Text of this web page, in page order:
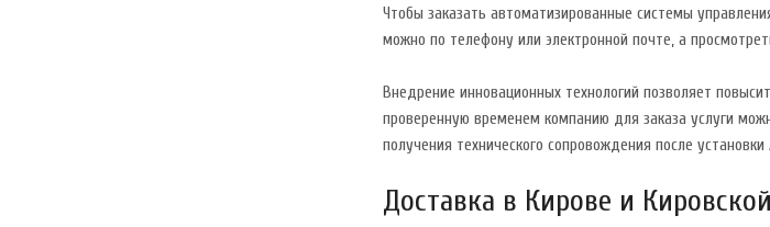
Чтобы заказать автоматизированные системы
можно по телефону или электронной почте, а
Внедрение инновационных технологий позволяет
проверенную временем компанию для заказа услуги
получения технического сопровождения после установки
Доставка в Кирове и